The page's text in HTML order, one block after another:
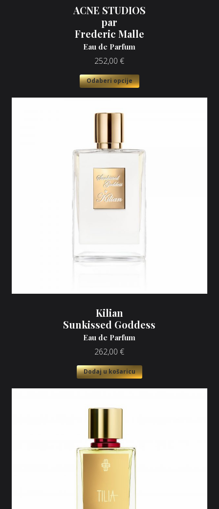
ACNE STUDIOS
par
Frederic Malle
Eau de Parfum
252,00 €
Odaberi opcije
Kilian
Sunkissed Goddess
Eau de Parfum
262,00 €
Dodaj u košaricu